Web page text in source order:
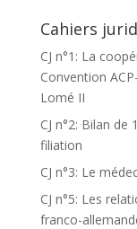
Cahiers
CJ n°1: La
Convention
Lomé II
CJ n°2: Bilan
filiation
CJ n°3: Le
CJ n°5: Les
franco-